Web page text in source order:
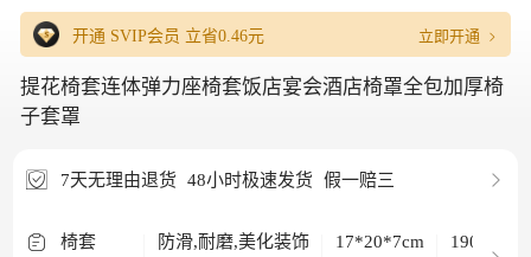
开通 SVIP会员 立省0.46元 立即开通
提花椅套连体弹力座椅套饭店宴会酒店椅罩全包加厚椅
子套罩
7天无理由退货 48小时极速发货 假一赔三
椅套
防滑,耐磨,美化装饰
17*20*7cm
190g